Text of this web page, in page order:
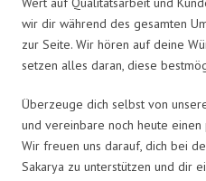
wir dir während des gesamten
zur Seite. Wir hören auf deine
setzen alles daran, diese
Überzeuge dich selbst von
und vereinbare noch heute
Wir freuen uns darauf, dich bei
Sakarya zu unterstützen und dir